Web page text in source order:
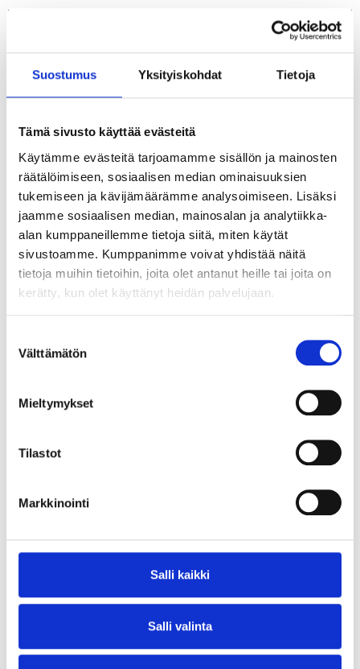
Suostumus Yksityiskohdat Tietoja
Tämä sivusto käyttää evästeitä
Käytämme evästeitä tarjoamamme sisällön ja mainosten
räätälöimiseen, sosiaalisen median ominaisuuksien
tukemiseen ja kävijämäärämme analysoimiseen. Lisäksi
jaamme sosiaalisen median, mainosalan ja analytiikka-
alan kumppaneillemme tietoja siitä, miten käytät
sivustoamme. Kumppanimme voivat yhdistää näitä
tietoja muihin tietoihin, joita olet antanut heille tai joita on
kerätty, kun olet käyttänyt heidän palvelujaan.
valinta
Välttämätön
Mieltymykset
Tilastot
Markkinointi
Salli kaikki
Salli valinta
Tekoälyn seuraava askel ei ole älykkäin
agentti vaan paras orkestrointi